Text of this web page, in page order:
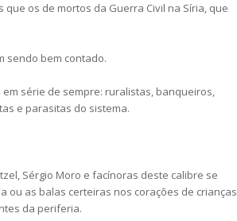
os de mortos da Guerra Civil na Síria, que
sendo bem contado.
série de sempre: ruralistas, banqueiros,
e parasitas do sistema.
Sérgio Moro e facínoras deste calibre se
ou as balas certeiras nos corações de crianças
da periferia.